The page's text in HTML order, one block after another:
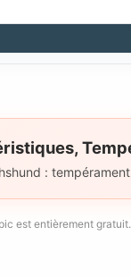
:
est entièrement